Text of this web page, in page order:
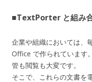
■TextPorter と組み
企業や組織においては、
Office で作られています
管も閲覧も大変です。
そこで、これらの文書を